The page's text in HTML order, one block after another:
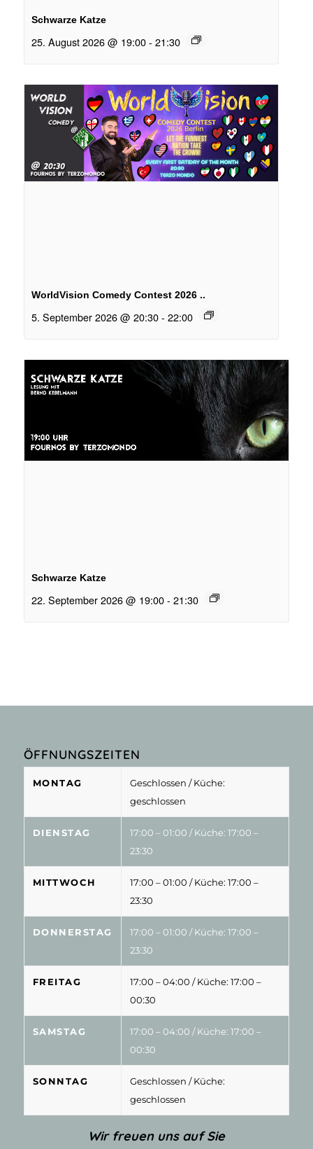
Schwarze Katze
25. August 2026 @ 19:00 - 21:30
WorldVision Comedy Contest 2026 ..
5. September 2026 @ 20:30 - 22:00
Schwarze Katze
22. September 2026 @ 19:00 - 21:30
ÖFFNUNGSZEITEN
MONTAG Geschlossen / Küche:
geschlossen
DIENSTAG 17:00 – 01:00 / Küche: 17:00 –
23:30
MITTWOCH 17:00 – 01:00 / Küche: 17:00 –
23:30
DONNERSTAG 17:00 – 01:00 / Küche: 17:00 –
23:30
FREITAG 17:00 – 04:00 / Küche: 17:00 –
00:30
SAMSTAG 17:00 – 04:00 / Küche: 17:00 –
00:30
SONNTAG Geschlossen / Küche:
geschlossen
Wir freuen uns auf Sie